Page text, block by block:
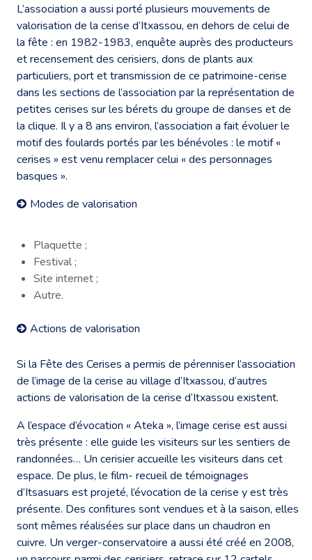
L’association a aussi porté plusieurs mouvements de
valorisation de la cerise d’Itxassou, en dehors de celui de
la fête : en 1982-1983, enquête auprès des producteurs
et recensement des cerisiers, dons de plants aux
particuliers, port et transmission de ce patrimoine-cerise
dans les sections de l’association par la représentation de
petites cerises sur les bérets du groupe de danses et de
la clique. Il y a 8 ans environ, l’association a fait évoluer le
motif des foulards portés par les bénévoles : le motif «
cerises » est venu remplacer celui « des personnages
basques ».
Modes de valorisation
Plaquette ;
Festival ;
Site internet ;
Autre.
Actions de valorisation
Si la Fête des Cerises a permis de pérenniser l’association
de l’image de la cerise au village d’Itxassou, d’autres
actions de valorisation de la cerise d’Itxassou existent.
A l’espace d’évocation « Ateka », l’image cerise est aussi
très présente : elle guide les visiteurs sur les sentiers de
randonnées… Un cerisier accueille les visiteurs dans cet
espace. De plus, le film- recueil de témoignages
d’Itsasuars est projeté, l’évocation de la cerise y est très
présente. Des confitures sont vendues et à la saison, elles
sont mêmes réalisées sur place dans un chaudron en
cuivre. Un verger-conservatoire a aussi été créé en 2008,